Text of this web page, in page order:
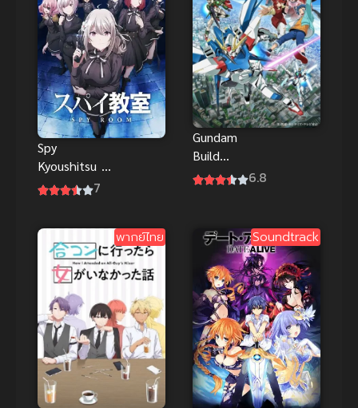
Spy
Kyoushitsu 1
ห้องเรียนจาร
7
Gundam
Build
Fighters
อร์ส
6.8
พากย์ไทย Soundtrack